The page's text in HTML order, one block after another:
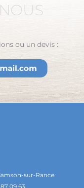
ou un devis :
sur-Rance
09 63